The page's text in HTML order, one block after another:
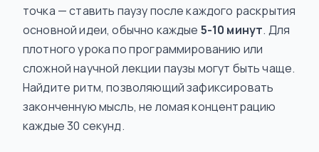
точка — ставить паузу после каждого раскрытия
основной идеи, обычно каждые 5-10 минут. Для
плотного урока по программированию или
сложной научной лекции паузы могут быть чаще.
Найдите ритм, позволяющий зафиксировать
законченную мысль, не ломая концентрацию
каждые 30 секунд.